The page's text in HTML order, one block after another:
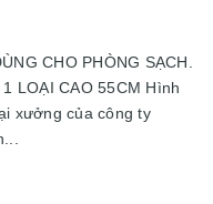
CHO PHÒNG SẠCH.
LOẠI CAO 55CM Hình
xưởng của công ty